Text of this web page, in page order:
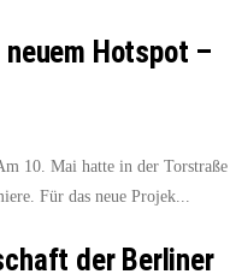
Hotspot –
10. Mai hatte in der Torstraße
Für das neue Projek...
der Berliner